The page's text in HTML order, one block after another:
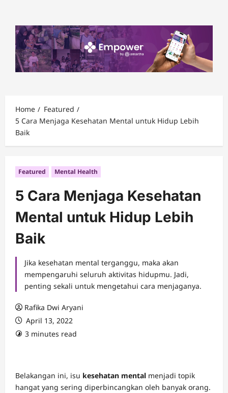
content
Home
Featured
5 Cara Menjaga Kesehatan Mental untuk Hidup Lebih
Baik
Featured Mental Health
5 Cara Menjaga Kesehatan
Mental untuk Hidup Lebih
Baik
Jika kesehatan mental terganggu, maka akan
mempengaruhi seluruh aktivitas hidupmu. Jadi,
penting sekali untuk mengetahui cara menjaganya.
Rafika Dwi Aryani
April 13, 2022
3 minutes read
Belakangan ini, isu kesehatan mental menjadi topik
hangat yang sering diperbincangkan oleh banyak orang.